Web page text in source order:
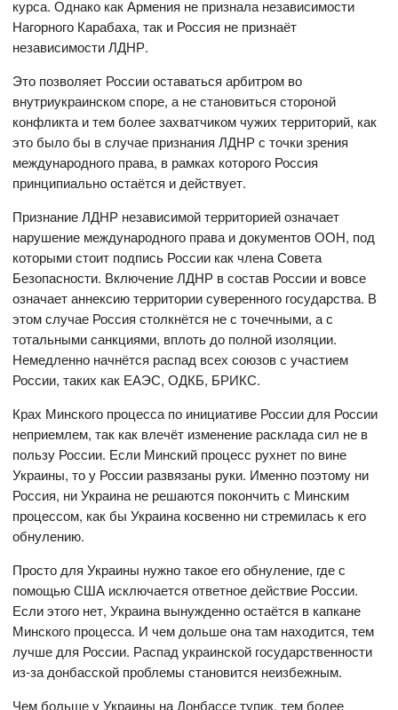
курса. Однако как Армения не признала независимости
Нагорного Карабаха, так и Россия не признаёт
независимости ЛДНР.
Это позволяет России оставаться арбитром во
внутриукраинском споре, а не становиться стороной
конфликта и тем более захватчиком чужих территорий, как
это было бы в случае признания ЛДНР с точки зрения
международного права, в рамках которого Россия
принципиально остаётся и действует.
Признание ЛДНР независимой территорией означает
нарушение международного права и документов ООН, под
которыми стоит подпись России как члена Совета
Безопасности. Включение ЛДНР в состав России и вовсе
означает аннексию территории суверенного государства. В
этом случае Россия столкнётся не с точечными, а с
тотальными санкциями, вплоть до полной изоляции.
Немедленно начнётся распад всех союзов с участием
России, таких как ЕАЭС, ОДКБ, БРИКС.
Крах Минского процесса по инициативе России для России
неприемлем, так как влечёт изменение расклада сил не в
пользу России. Если Минский процесс рухнет по вине
Украины, то у России развязаны руки. Именно поэтому ни
Россия, ни Украина не решаются покончить с Минским
процессом, как бы Украина косвенно ни стремилась к его
обнулению.
Просто для Украины нужно такое его обнуление, где с
помощью США исключается ответное действие России.
Если этого нет, Украина вынужденно остаётся в капкане
Минского процесса. И чем дольше она там находится, тем
лучше для России. Распад украинской государственности
из-за донбасской проблемы становится неизбежным.
Чем больше у Украины на Донбассе тупик, тем более